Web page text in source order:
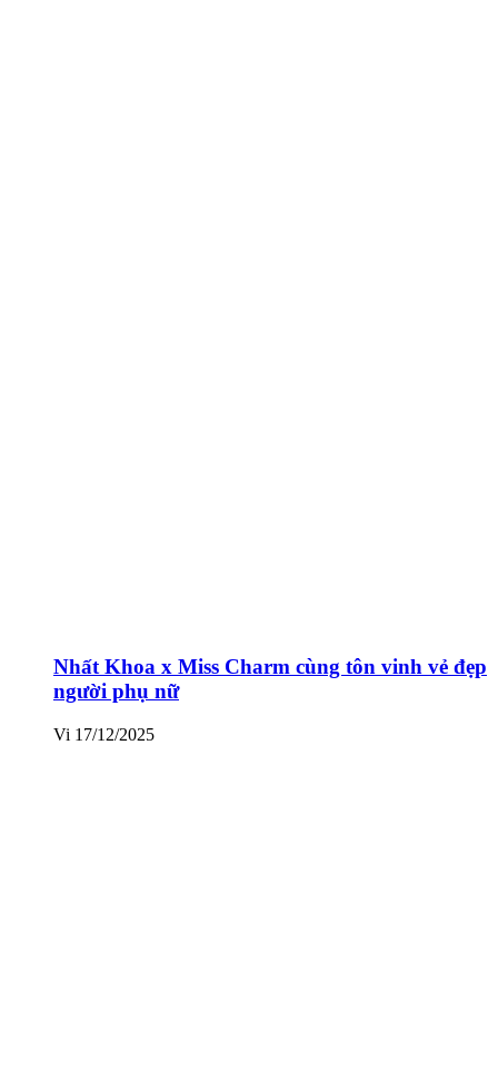
Nhất Khoa x Miss Charm cùng tôn vinh vẻ đẹp
người phụ nữ
Vi 17/12/2025